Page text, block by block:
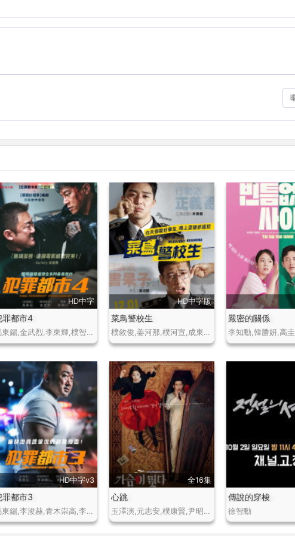
HD中字
罪都市4
馬東錫,金武烈,李東輝,樸智煥,李主儐,金敏載,金英熊
HD中字版
菜鳥警校生
樸敘俊,姜河那,樸河宣,成東日,裴侑藍,高俊
嚴密的關係
HD中字v3
罪都市3
馬東錫,李浚赫,青木崇高,李凡秀,金敏載,全錫浩,高圭弼
全16集
心跳
玉澤演,元志安,樸康賢,尹昭熙,尹炳熙,高圭弼,金仁權
傳說的穿梭
徐智勳